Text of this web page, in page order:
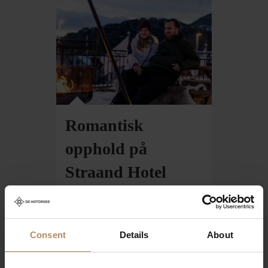
Consent Details About
Romantisk
opphold på
Straand Hotel